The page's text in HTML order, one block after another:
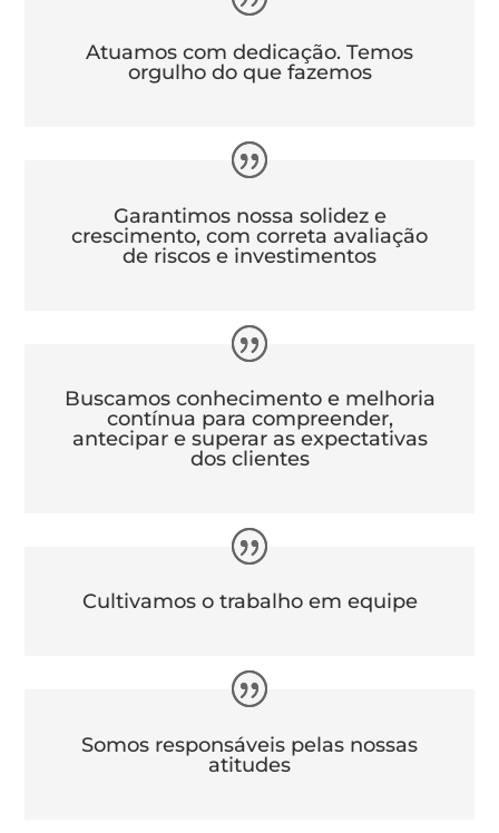
Atuamos com dedicação. Temos
orgulho do que fazemos
Garantimos nossa solidez e
crescimento, com correta avaliação
de riscos e investimentos
Buscamos conhecimento e melhoria
contínua para compreender,
antecipar e superar as expectativas
dos clientes
Cultivamos o trabalho em equipe
Somos responsáveis pelas nossas
atitudes